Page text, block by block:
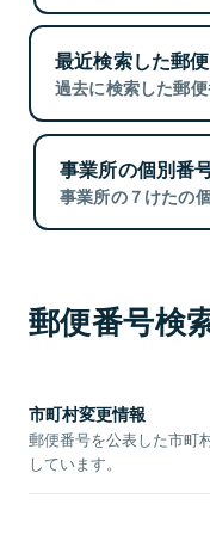
最近検索した郵
過去に検索した郵便
事業所の個別番
事業所の７けたの
郵便番号検
市町村変更情報
郵便番号を公表した市町
しています。